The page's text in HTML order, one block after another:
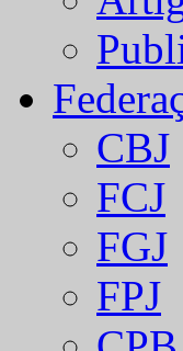
CBJ
FCJ
FGJ
FPJ